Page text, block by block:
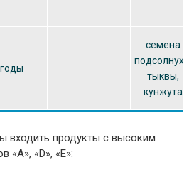
семена
подсолнуха,
тыквы,
кунжута
входить продукты с высоким
«A», «D», «E»: